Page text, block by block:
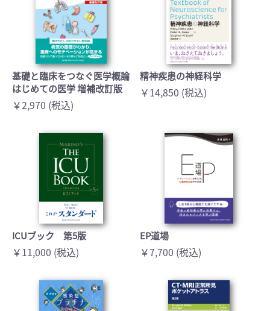
基礎と臨床をつなぐ医学概論
はじめての医学 増補改訂版
￥2,970 (税込)
精神疾患の神経科学
￥14,850 (税込)
ICUブック 第5版
￥11,000 (税込)
EP道場
￥7,700 (税込)